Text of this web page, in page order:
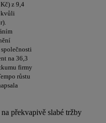
z 9,4
kvůli
na 36,3
firmy
růstu
překvapivě slabé tržby